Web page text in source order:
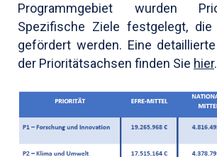
Programmgebiet wurden
Spezifische Ziele festgelegt,
gefördert werden. Eine
der Prioritätsachsen finden Sie hier.